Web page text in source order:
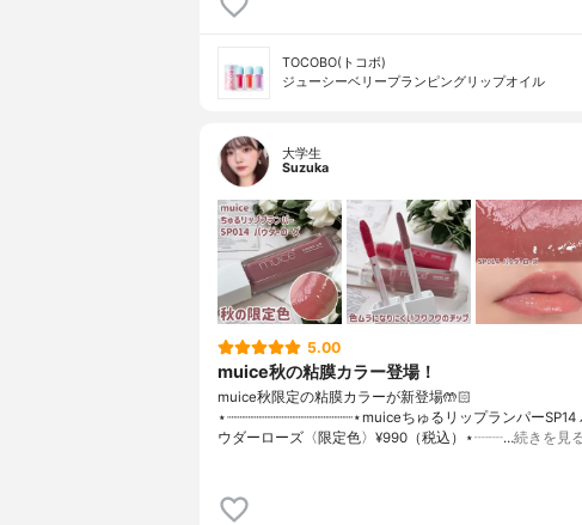
TOCOBO(トコボ)
ジューシーベリープランピングリップオイル
大学生
Suzuka
5.00
muice秋の粘膜カラー登場！
muice秋限定の粘膜カラーが新登場🤲🏻
⋆┈┈┈┈┈┈┈┈┈┈┈┈┈┈┈⋆muiceちゅるリップランパーSP14
ウダーローズ〈限定色〉¥990（税込）⋆┈┈…続きを見